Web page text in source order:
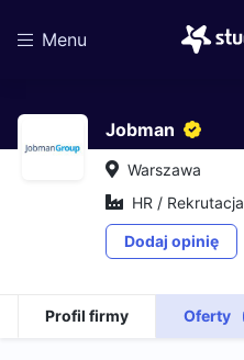
Menu
Jobman
Warszawa
HR / Rekrutacja
Dodaj opinię
Profil firmy Oferty